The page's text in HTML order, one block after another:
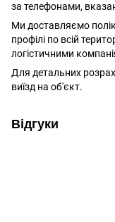
за телефонами,
Ми доставляємо
профілі по всій
логістичними
Для детальних
виїзд на об'єкт.
Відгуки